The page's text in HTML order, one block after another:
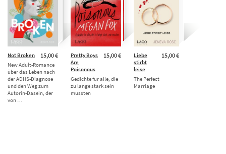
15,00 €
Not Broken
New Adult-Romance
über das Leben nach
der ADHS-Diagnose
und den Weg zum
Autorin-Dasein, der
von …
15,00 €
Pretty Boys
Are
Poisonous
Gedichte für alle, die
zu lange stark sein
mussten
15,00 €
Liebe
stirbt
leise
The Perfect
Marriage